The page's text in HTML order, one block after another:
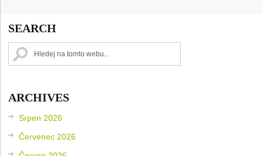
SEARCH
ARCHIVES
Srpen 2026
Červenec 2026